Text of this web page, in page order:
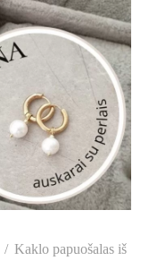
/ Kaklo papuošalas iš